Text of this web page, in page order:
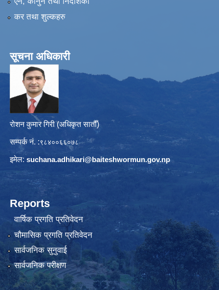
कर तथा शुल्कहरु
सूचना अधिकारी
रोशन कुमार गिरी (अधिकृत सातौँ)
सम्पर्क नं. :९८४००६६०७८
इमेल: suchana.adhikari@baiteshwormun.gov.np
Reports
वार्षिक प्रगति प्रतिवेदन
चौमासिक प्रगति प्रतिवेदन
सार्वजनिक सुनुवाई
सार्वजनिक परीक्षण